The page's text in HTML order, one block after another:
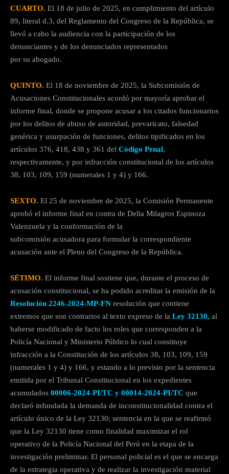
CUARTO. El 18 de julio de 2025, en cumplimiento del artículo
89, literal d.3, del Reglamento del Congreso de la República, se
llevó a cabo la audiencia con la participación de los
denunciantes y de los denunciados representados
por su abogado.
QUINTO. El 18 de noviembre de 2025, la Subcomisión de
Acusaciones Constitucionales acordó por mayoría aprobar el
informe final, donde se propone acusar a los citados funcionarios
por los delitos de abuso de autoridad, prevaricato, falsedad
genérica y usurpación de funciones, delitos tipificados en los
artículos 376, 418, 438 y 361 del Código Penal,
respectivamente, y por infracción constitucional de los artículos
38, 103, 109, 159 (numerales 1 y 4) y 166.
SEXTO. El 25 de noviembre de 2025, la Comisión Permanente
aprobó el informe final en contra de Delia Milagros Espinoza
Valenzuela y la conformación de la
subcomisión acusadora para formular la correspondiente
acusación ante el Pleno del Congreso de la República.
SÉTIMO. El informe final sostiene que, durante el proceso de
acusación constitucional, se ha podido acreditar la emisión de la
Resolución 2246-2024-MP-FN resolución que contiene
extremos que son contrarios al texto expreso de la Ley 32130, al
haberse modificado de facto los roles que corresponden a la
Policía Nacional y Ministerio Público lo cual constituye
infracción a la Constitución de los artículos 38, 103, 109, 159
(numerales 1 y 4) y 166, y estando a lo previsto por la sentencia
emitida por el Tribunal Constitucional en los expedientes
acumulados 00006-2024-PI/TC y 00014-2024-PI/TC que
declaró infundada la demanda de inconstitucionalidad contra el
artículo único de la Ley 32130; sentencia en la que se reafirmó
que la Ley 32130 tiene como finalidad maximizar el rol
operativo de la Policía Nacional del Perú en la etapa de la
investigación preliminar. El personal policial es el que se encarga
de la estrategia operativa y de realizar la investigación material